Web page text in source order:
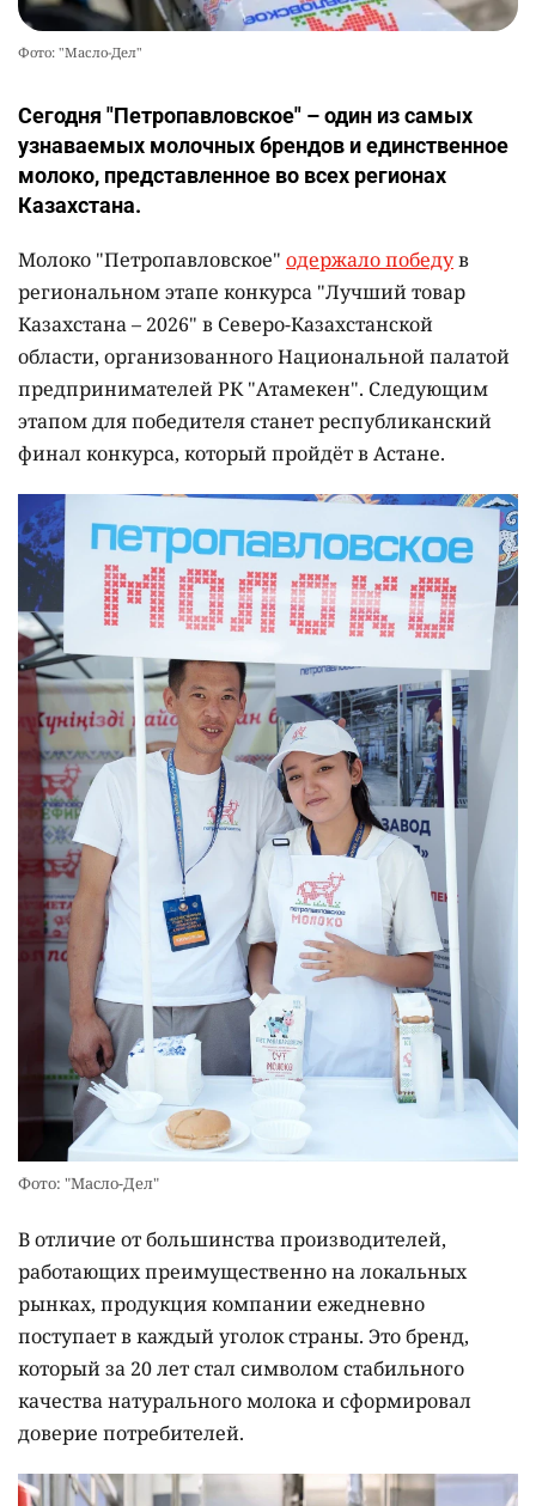
Фото: "Масло-Дел"
Сегодня "Петропавловское" – один из самых
узнаваемых молочных брендов и единственное
молоко, представленное во всех регионах
Казахстана.
Молоко "Петропавловское" одержало победув
региональном этапе конкурса "Лучший товар
Казахстана – 2026" в Северо-Казахстанской
области, организованного Национальной палатой
предпринимателей РК "Атамекен". Следующим
этапом для победителя станет республиканский
финал конкурса, который пройдёт в Астане.
Фото: "Масло-Дел"
В отличие от большинства производителей,
работающих преимущественно на локальных
рынках, продукция компании ежедневно
поступает в каждый уголок страны. Это бренд,
который за 20 лет стал символом стабильного
качества натурального молока и сформировал
доверие потребителей.